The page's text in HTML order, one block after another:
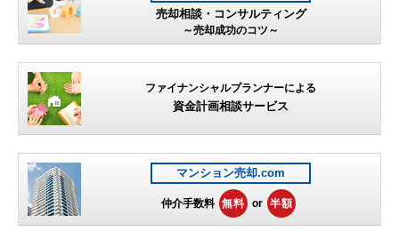
売却相談・コンサルティング
～売却成功のコツ～
ファイナンシャルプランナーによる
資金計画相談サービス
マンション売却.com
仲介手数料 無料 or 半額